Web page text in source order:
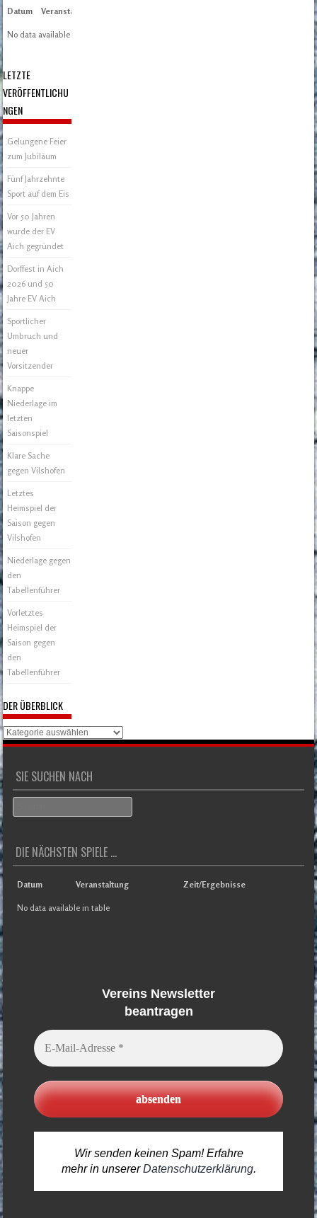
Datum Veranstaltung
No data available in table
LETZTE
VERÖFFENTLICHU
NGEN
Gelungene Feier
zum Jubiläum
Fünf Jahrzehnte
Sport auf dem Eis
Vor 50 Jahren
wurde der EV
Aich gegründet
Dorffest in Aich
2026 und 50
Jahre EV Aich
Sportlicher
Umbruch und
neuer
Vorsitzender
Knappe
Niederlage im
letzten
Saisonspiel
Klare Sache
gegen Vilshofen
Letztes
Heimspiel der
Saison gegen
Vilshofen
Niederlage gegen
den
Tabellenführer
Vorletztes
Heimspiel der
Saison gegen
den
Tabellenführer
DER ÜBERBLICK
Der
Überblick
SIE SUCHEN NACH
DIE NÄCHSTEN SPIELE ...
Datum Veranstaltung Zeit/Ergebnisse
No data available in table
Vereins Newsletter
beantragen
Wir senden keinen Spam! Erfahre
mehr in unsererDatenschutzerklärung.